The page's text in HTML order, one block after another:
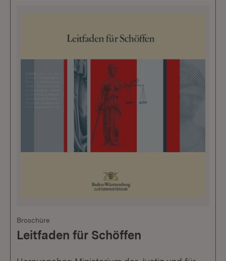
Broschüre
Leitfaden für Schöffen